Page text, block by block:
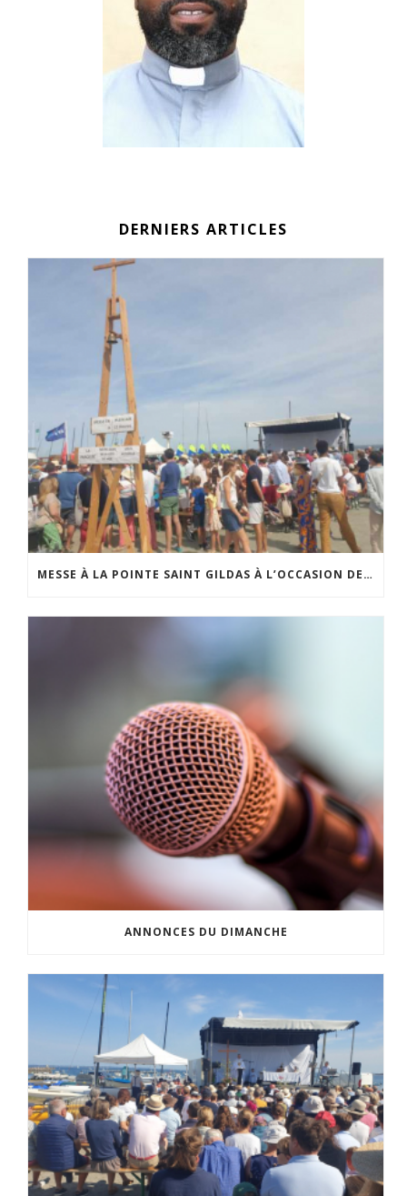
DERNIERS ARTICLES
MESSE À LA POINTE SAINT GILDAS À L’OCCASION DE LA FÊTE DE LA MER
ANNONCES DU DIMANCHE